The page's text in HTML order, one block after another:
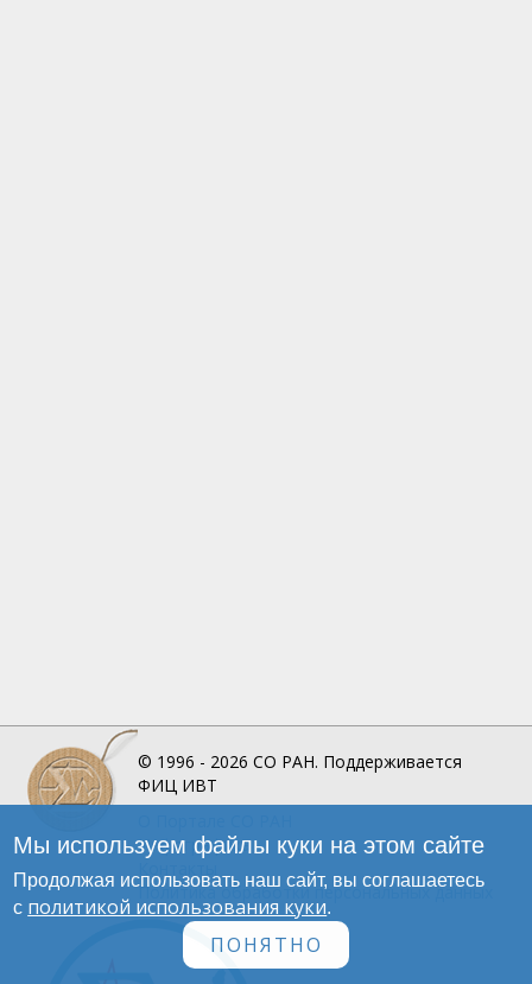
© 1996 - 2026 СО РАН. Поддерживается
ФИЦ ИВТ
Инфографика
Политика обработки персональных данных
Мы используем файлы куки на этом сайте
Продолжая использовать наш сайт, вы соглашаетесь
с политикой использования куки.
ПОНЯТНО